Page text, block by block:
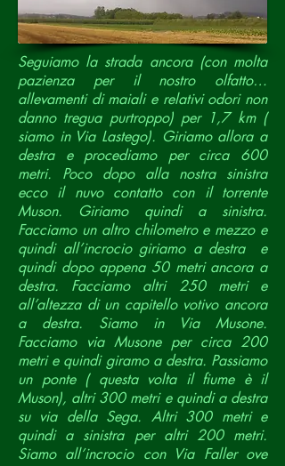
Seguiamo la strada ancora (con molta
pazienza per il nostro olfatto…
allevamenti di maiali e relativi odori non
danno tregua purtroppo) per 1,7 km (
siamo in Via Lastego). Giriamo allora a
destra e procediamo per circa 600
metri. Poco dopo alla nostra sinistra
ecco il nuvo contatto con il torrente
Muson. Giriamo quindi a sinistra.
Facciamo un altro chilometro e mezzo e
quindi all’incrocio giriamo a destra e
quindi dopo appena 50 metri ancora a
destra. Facciamo altri 250 metri e
all’altezza di un capitello votivo ancora
a destra. Siamo in Via Musone.
Facciamo via Musone per circa 200
metri e quindi giramo a destra. Passiamo
un ponte ( questa volta il fiume è il
Muson), altri 300 metri e quindi a destra
su via della Sega. Altri 300 metri e
quindi a sinistra per altri 200 metri.
Siamo all’incrocio con Via Faller ove